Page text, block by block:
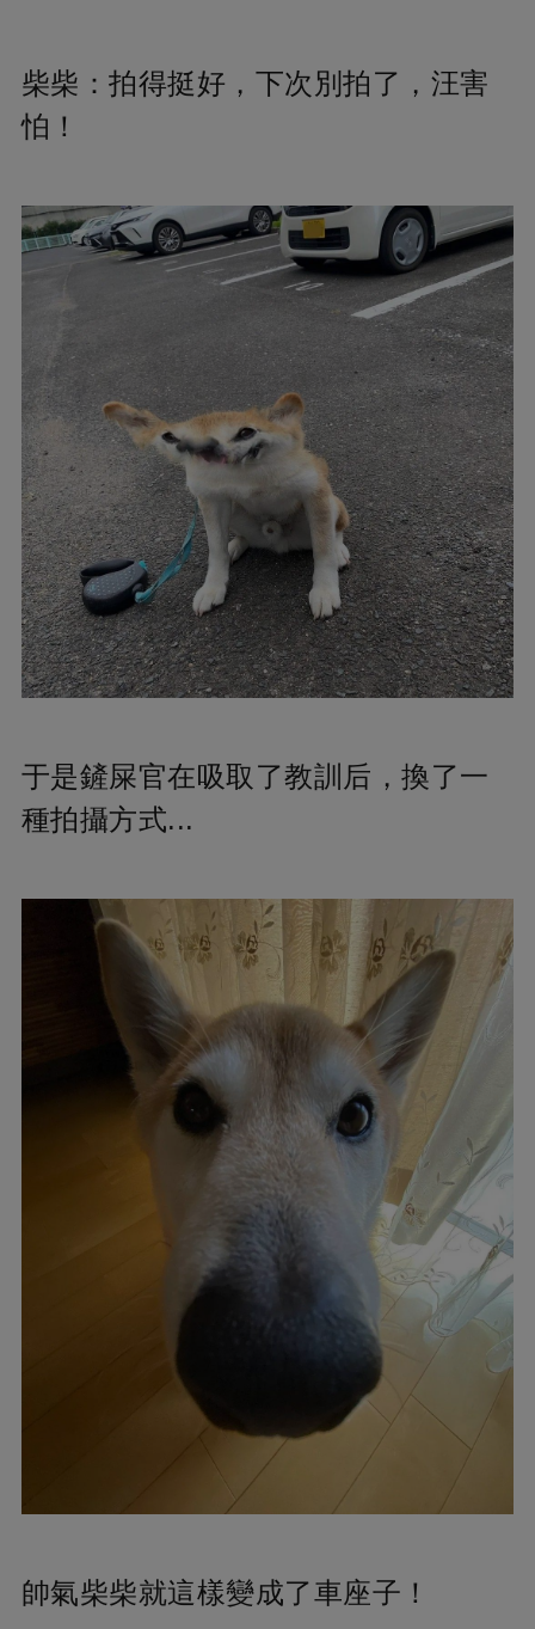
柴柴：拍得挺好，下次別拍了，汪害
怕！
于是鏟屎官在吸取了教訓后，換了一
種拍攝方式...
帥氣柴柴就這樣變成了車座子！